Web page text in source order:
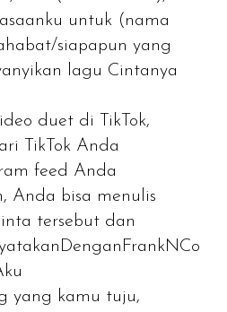
untuk (nama
siapapun yang
lagu Cintanya
duet di TikTok,
TikTok Anda
feed Anda
Anda bisa menulis
tersebut dan
yang kamu tuju,